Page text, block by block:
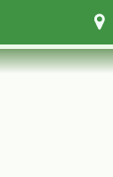
content